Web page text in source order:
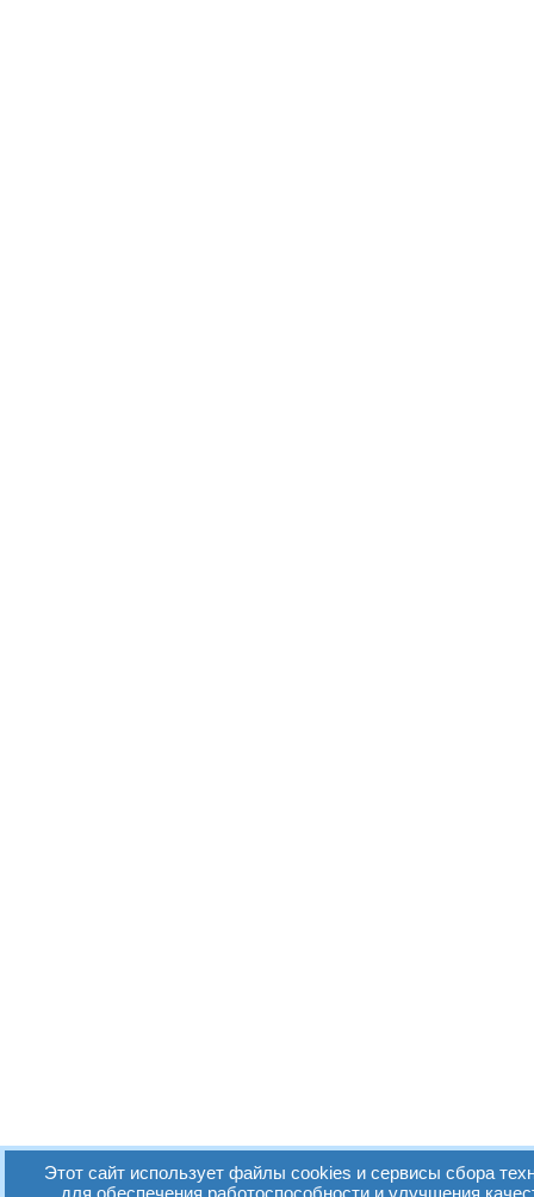
Этот сайт использует файлы cookies и сервисы сбора
для обеспечения работоспособности и улучшения